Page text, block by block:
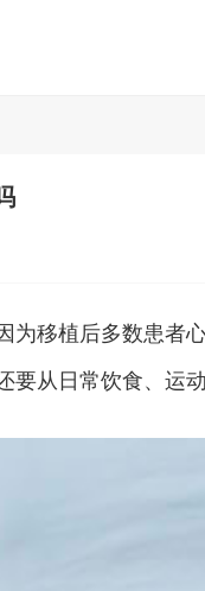
移植后多数患
从日常饮食、运